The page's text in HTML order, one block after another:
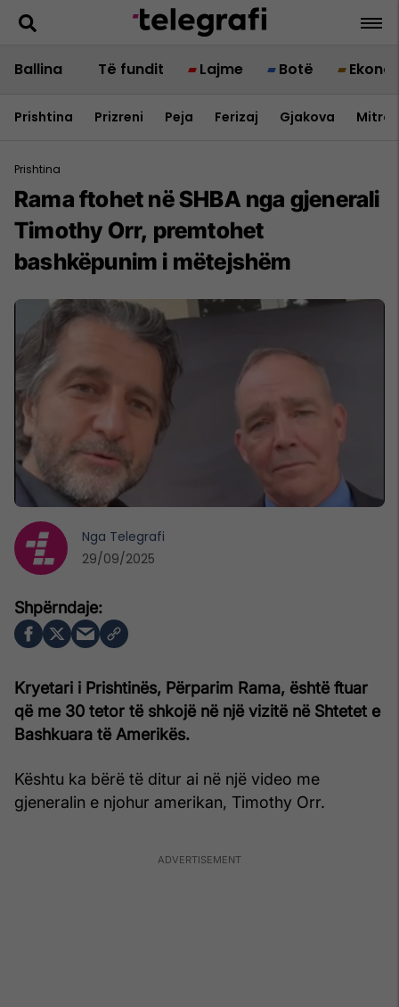
Ballina Të fundit Lajme Botë
Prishtina Prizreni Peja Ferizaj Gjakova
Prishtina
Rama ftohet në SHBA nga gjenerali
Timothy Orr, premtohet
bashkëpunim i mëtejshëm
Kryetari i Prishtinës, Përparim Rama, është ftuar
që me 30 tetor të shkojë në një vizitë në Shtetet e
Bashkuara të Amerikës.
Kështu ka bërë të ditur ai në një video me
gjeneralin e njohur amerikan, Timothy Orr.
Nga Telegrafi
29/09/2025